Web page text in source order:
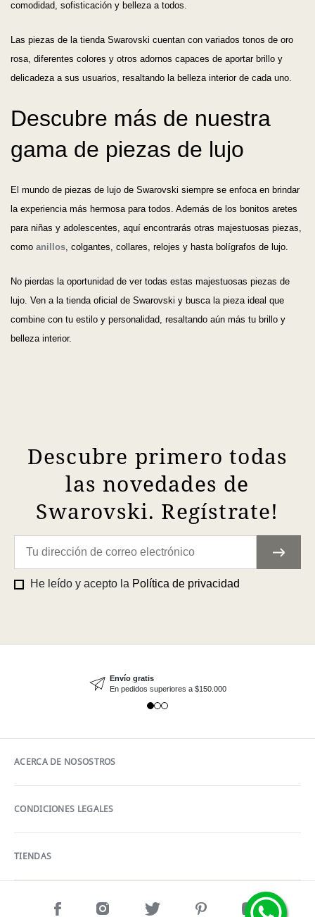
comodidad, sofisticación y belleza a todos.
Las piezas de la tienda Swarovski cuentan con variados tonos de oro
rosa, diferentes colores y otros adornos capaces de aportar brillo y
delicadeza a sus usuarios, resaltando la belleza interior de cada uno.
Descubre más de nuestra
gama de piezas de lujo
El mundo de piezas de lujo de Swarovski siempre se enfoca en brindar
la experiencia más hermosa para todos. Además de los bonitos aretes
para niñas y adolescentes, aquí encontrarás otras majestuosas piezas,
como anillos , colgantes, collares, relojes y hasta bolígrafos de lujo.
No pierdas la oportunidad de ver todas estas majestuosas piezas de
lujo. Ven a la tienda oficial de Swarovski y busca la pieza ideal que
combine con tu estilo y personalidad, resaltando aún más tu brillo y
belleza interior.
Descubre primero todas
las novedades de
Swarovski. Regístrate!
He leído y acepto la Política de privacidad
Envío gratis
En pedidos superiores a $150.000
ACERCA DE NOSOSTROS
CONDICIONES LEGALES
TIENDAS